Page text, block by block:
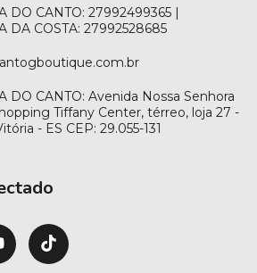
DO CANTO: 27992499365 |
DA COSTA: 27992528685
DO CANTO: Avenida Nossa Senhora
Tiffany Center, térreo, loja 27 -
- ES CEP: 29.055-131